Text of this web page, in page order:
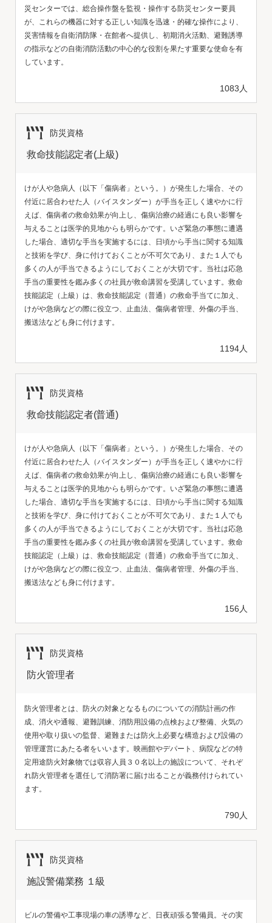
災センターでは、総合操作盤を監視・操作する防災センター要員
が、これらの機器に対する正しい知識を迅速・的確な操作により、
災害情報を自衛消防隊・在館者へ提供し、初期消火活動、避難誘導
の指示などの自衛消防活動の中心的な役割を果たす重要な使命を有
しています。
1083人
防災資格
救命技能認定者(上級)
けが人や急病人（以下「傷病者」という。）が発生した場合、その
付近に居合わせた人（バイスタンダー）が手当を正しく速やかに行
えば、傷病者の救命効果が向上し、傷病治療の経過にも良い影響を
与えることは医学的見地からも明らかです。いざ緊急の事態に遭遇
した場合、適切な手当を実施するには、日頃から手当に関する知識
と技術を学び、身に付けておくことが不可欠であり、また１人でも
多くの人が手当できるようにしておくことが大切です。当社は応急
手当の重要性を鑑み多くの社員が救命講習を受講しています。救命
技能認定（上級）は、救命技能認定（普通）の救命手当てに加え、
けがや急病などの際に役立つ、止血法、傷病者管理、外傷の手当、
搬送法なども身に付けます。
1194人
防災資格
救命技能認定者(普通)
けが人や急病人（以下「傷病者」という。）が発生した場合、その
付近に居合わせた人（バイスタンダー）が手当を正しく速やかに行
えば、傷病者の救命効果が向上し、傷病治療の経過にも良い影響を
与えることは医学的見地からも明らかです。いざ緊急の事態に遭遇
した場合、適切な手当を実施するには、日頃から手当に関する知識
と技術を学び、身に付けておくことが不可欠であり、また１人でも
多くの人が手当できるようにしておくことが大切です。当社は応急
手当の重要性を鑑み多くの社員が救命講習を受講しています。救命
技能認定（上級）は、救命技能認定（普通）の救命手当てに加え、
けがや急病などの際に役立つ、止血法、傷病者管理、外傷の手当、
搬送法なども身に付けます。
156人
防災資格
防火管理者
防火管理者とは、防火の対象となるものについての消防計画の作
成、消火や通報、避難訓練、消防用設備の点検および整備、火気の
使用や取り扱いの監督、避難または防火上必要な構造および設備の
管理運営にあたる者をいいます。映画館やデパート、病院などの特
定用途防火対象物では収容人員３０名以上の施設について、それぞ
れ防火管理者を選任して消防署に届け出ることが義務付けられてい
ます。
790人
防災資格
施設警備業務 １級
ビルの警備や工事現場の車の誘導など、日夜頑張る警備員。その実